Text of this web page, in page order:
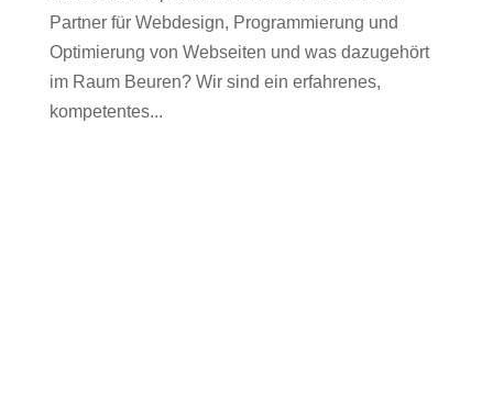
Partner für Webdesign, Programmierung und
Optimierung von Webseiten und was dazugehört
im Raum Beuren? Wir sind ein erfahrenes,
kompetentes...